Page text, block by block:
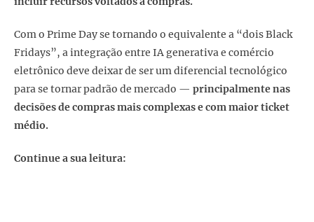
Com o Prime Day se tornando o equivalente a “dois Black
Fridays”, a integração entre IA generativa e comércio
eletrônico deve deixar de ser um diferencial tecnológico
para se tornar padrão de mercado — principalmente nas
decisões de compras mais complexas e com maior ticket
médio.
Continue a sua leitura: